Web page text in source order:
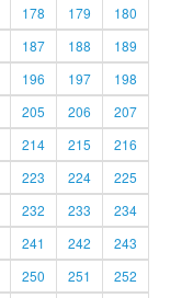
178 179
180
187 188
189
196 197
198
205 206
207
214 215
216
223 224
225
232 233
234
241 242
243
250 251 252